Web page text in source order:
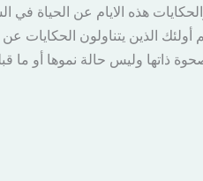
هذه الايام عن الحياة في
أولئك الذين يتناولون
ذاتها وليس حالة نموها أو ما